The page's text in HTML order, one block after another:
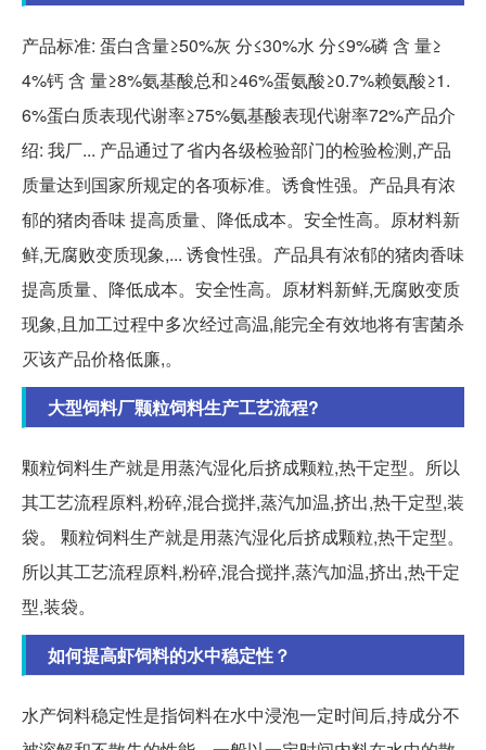
产品标准: 蛋白含量≥50%灰 分≤30%水 分≤9%磷 含 量≥
4%钙 含 量≥8%氨基酸总和≥46%蛋氨酸≥0.7%赖氨酸≥1.
6%蛋白质表现代谢率≥75%氨基酸表现代谢率72%产品介
绍: 我厂... 产品通过了省内各级检验部门的检验检测,产品
质量达到国家所规定的各项标准。诱食性强。产品具有浓
郁的猪肉香味 提高质量、降低成本。安全性高。原材料新
鲜,无腐败变质现象,... 诱食性强。产品具有浓郁的猪肉香味
提高质量、降低成本。安全性高。原材料新鲜,无腐败变质
现象,且加工过程中多次经过高温,能完全有效地将有害菌杀
灭该产品价格低廉,。
大型饲料厂颗粒饲料生产工艺流程?
颗粒饲料生产就是用蒸汽湿化后挤成颗粒,热干定型。所以
其工艺流程原料,粉碎,混合搅拌,蒸汽加温,挤出,热干定型,装
袋。 颗粒饲料生产就是用蒸汽湿化后挤成颗粒,热干定型。
所以其工艺流程原料,粉碎,混合搅拌,蒸汽加温,挤出,热干定
型,装袋。
如何提高虾饲料的水中稳定性？
水产饲料稳定性是指饲料在水中浸泡一定时间后,持成分不